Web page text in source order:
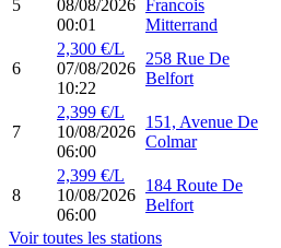
5
08/08/2026
00:01
Francois
Mitterrand
6
2,300 €/L
07/08/2026
10:22
258 Rue De
Belfort
7
2,399 €/L
10/08/2026
06:00
151, Avenue De
Colmar
8
2,399 €/L
10/08/2026
06:00
184 Route De
Belfort
Voir toutes les stations